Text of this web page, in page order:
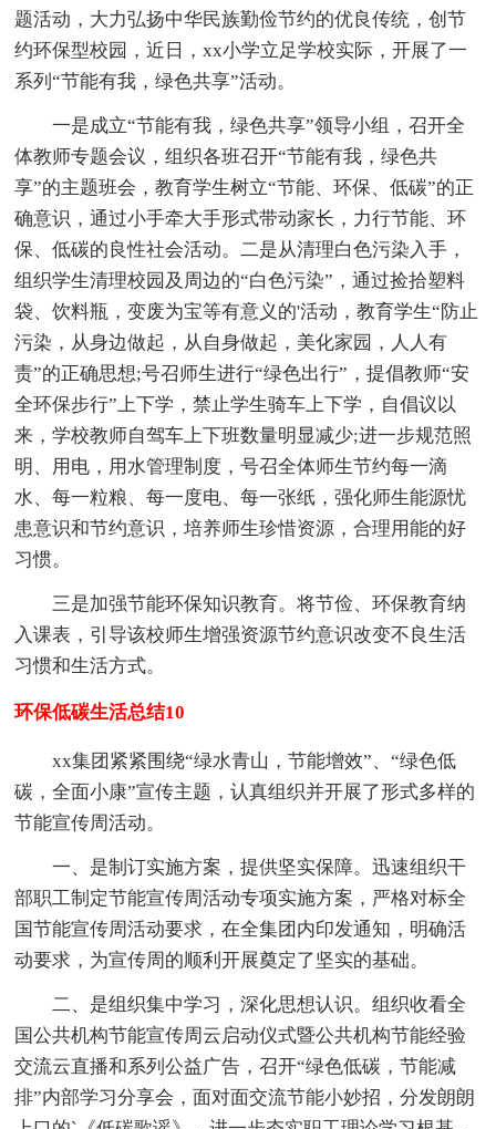
题活动，大力弘扬中华民族勤俭节约的优良传统，创节
约环保型校园，近日，xx小学立足学校实际，开展了一
系列“节能有我，绿色共享”活动。
一是成立“节能有我，绿色共享”领导小组，召开全
体教师专题会议，组织各班召开“节能有我，绿色共
享”的主题班会，教育学生树立“节能、环保、低碳”的正
确意识，通过小手牵大手形式带动家长，力行节能、环
保、低碳的良性社会活动。二是从清理白色污染入手，
组织学生清理校园及周边的“白色污染”，通过捡拾塑料
袋、饮料瓶，变废为宝等有意义的'活动，教育学生“防止
污染，从身边做起，从自身做起，美化家园，人人有
责”的正确思想;号召师生进行“绿色出行”，提倡教师“安
全环保步行”上下学，禁止学生骑车上下学，自倡议以
来，学校教师自驾车上下班数量明显减少;进一步规范照
明、用电，用水管理制度，号召全体师生节约每一滴
水、每一粒粮、每一度电、每一张纸，强化师生能源忧
患意识和节约意识，培养师生珍惜资源，合理用能的好
习惯。
三是加强节能环保知识教育。将节俭、环保教育纳
入课表，引导该校师生增强资源节约意识改变不良生活
习惯和生活方式。
环保低碳生活总结10
xx集团紧紧围绕“绿水青山，节能增效”、“绿色低
碳，全面小康”宣传主题，认真组织并开展了形式多样的
节能宣传周活动。
一、是制订实施方案，提供坚实保障。迅速组织干
部职工制定节能宣传周活动专项实施方案，严格对标全
国节能宣传周活动要求，在全集团内印发通知，明确活
动要求，为宣传周的顺利开展奠定了坚实的基础。
二、是组织集中学习，深化思想认识。组织收看全
国公共机构节能宣传周云启动仪式暨公共机构节能经验
交流云直播和系列公益广告，召开“绿色低碳，节能减
排”内部学习分享会，面对面交流节能小妙招，分发朗朗